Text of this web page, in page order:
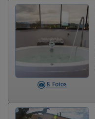
8 Fotos